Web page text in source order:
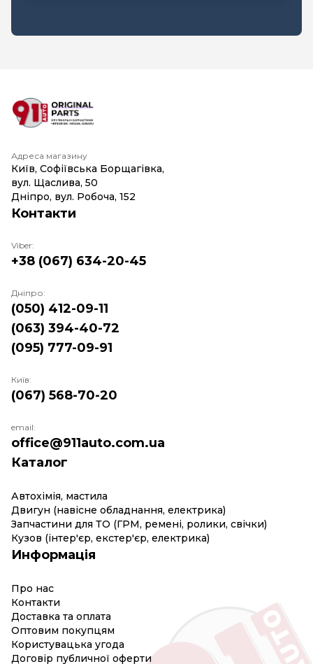
Адреса магазину
Київ, Софіївська Борщагівка,
вул. Щаслива, 50
Дніпро, вул. Робоча, 152
Каталог
Автохімія, мастила
Двигун (навісне обладнання, електрика)
Запчастини для ТО (ГРМ, ремені, ролики, свічки)
Кузов (інтер'єр, екстер'єр, електрика)
Информація
Про нас
Контакти
Доставка та оплата
Оптовим покупцям
Користувацька угода
Договір публичної оферти
Контакти
Viber:
+38 (067) 634-20-45
Дніпро:
(050) 412-09-11
(063) 394-40-72
(095) 777-09-91
Київ:
(067) 568-70-20
email:
office@911auto.com.ua